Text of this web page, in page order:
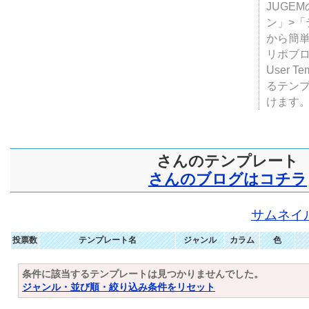
JUGEM
ン」>
から簡
リポブ
User
るテン
けます
さんのテンプレート
さんのブログはコチラ
サムネイ
投票数 テンプレート名 ジャンル カラム 色
条件に該当するテンプレートは見つかりませんでした。
ジャンル・並び順・絞り込み条件をリセット